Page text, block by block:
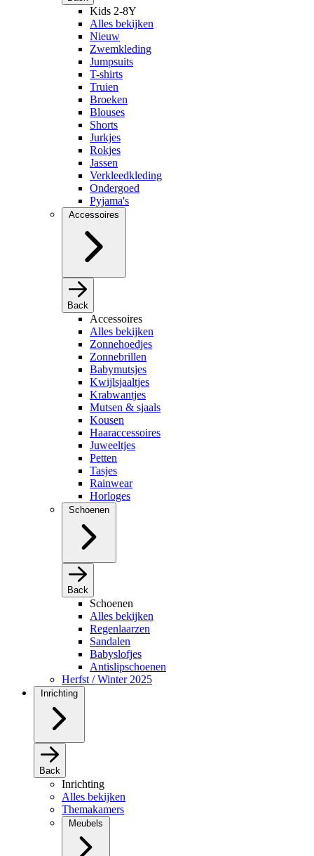
Kids 2-8Y
Alles bekijken
Nieuw
Zwemkleding
Jumpsuits
T-shirts
Truien
Broeken
Blouses
Shorts
Jurkjes
Rokjes
Jassen
Verkleedkleding
Ondergoed
Pyjama's
Accessoires
Back
Accessoires
Alles bekijken
Zonnehoedjes
Zonnebrillen
Babymutsjes
Kwijlsjaaltjes
Krabwantjes
Mutsen & sjaals
Kousen
Haaraccessoires
Juweeltjes
Petten
Tasjes
Rainwear
Horloges
Schoenen
Back
Schoenen
Alles bekijken
Regenlaarzen
Sandalen
Babyslofjes
Antislipschoenen
Herfst / Winter 2025
Inrichting
Back
Inrichting
Alles bekijken
Themakamers
Meubels